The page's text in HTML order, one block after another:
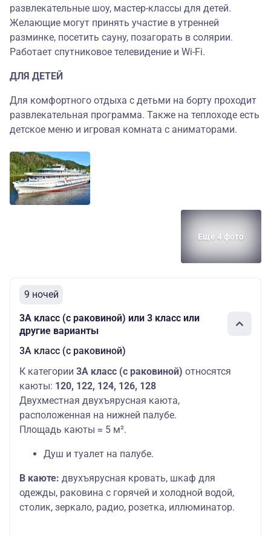
развлекательные шоу, мастер-классы для детей.
Желающие могут принять участие в утренней
разминке, посетить сауну, позагорать в солярии.
Работает спутниковое телевидение и Wi-Fi.
ДЛЯ ДЕТЕЙ
Для комфортного отдыха с детьми на борту проходит
развлекательная программа. Также на теплоходе есть
детское меню и игровая комната с аниматорами.
Еще 4 фото
9 ночей
3А класс (с раковиной) или 3 класс или
другие варианты
3А класс (с раковиной)
К категории 3А класс (с раковиной) относятся
каюты: 120, 122, 124, 126, 128
Двухместная двухъярусная каюта,
расположенная на нижней палубе.
Площадь каюты ≈ 5 м².
Душ и туалет на палубе.
В каюте: двухъярусная кровать, шкаф для
одежды, раковина с горячей и холодной водой,
столик, зеркало, радио, розетка, иллюминатор.